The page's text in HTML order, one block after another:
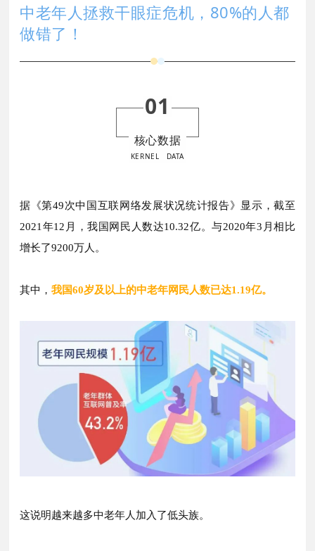
中老年人拯救干眼症危机，80%的人都
做错了！
01
核心数据
KERNEL DATA
据《第49次中国互联网络发展状况统计报告》显示，截至
2021年12月，我国网民人数达10.32亿。与2020年3月相比
增长了9200万人。
其中，我国60岁及以上的中老年网民人数已达1.19亿。
这说明越来越多中老年人加入了低头族。